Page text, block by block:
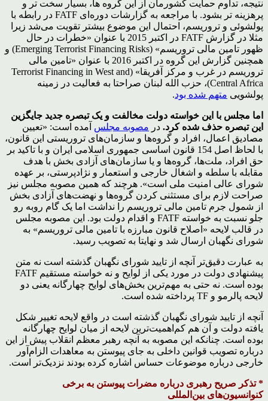
نتیجه، تداوم حمایت کشورمان از این گروه ها، بسیار سخت تر و
پرهزینه تر بشود. با مراجعه به گزارشات دوره‎‌ای FATF در رابطه با
پولشوئی و تروریسم، احتمال این موضوع بیشتر تقویت می‌شد زیرا
مثلا در گزارش FATF در اکتبر 2015 با عنوان «خطرات در حال
ظهور تامین مالی تروریسم» (Emerging Terrorist Financing Risks) و
همچنین گزارش این گروه در اکتبر 2016 با عنوان «تامین مالی
تروریسم در غرب و مرکز آفریقا» (Terrorist Financing in West and
Central Africa)، حزب الله لبنان صراحتا به فعالیت در زمینه
پولشویی متهم شده بود.
اما مجلس با این خواسته دولت مخالفت و یک تبصره جدید جایگزین
این تبصره حذف شده کرد. در مصوبه مجلس آمده است: «تعیین
مصادیق اعمال، افراد و گروه‌ها و سازمان‌های تروریستی این قانون،
با لحاظ اصل 154 قانون اساسی جمهوری اسلامی ایران و با تاکید بر
حق افراد، ملت‌ها، گروه‌ها و یا سازمان‌های آزادی بخش با هدف
مقابله با سلطه و اشغال خارجی و استعمار و نژادپرستی، بر عهده
شورای عالی امنیت ملی است». هرچند که همین مصوبه مجلس نیز
صراحت لازم برای مستثنی کردن گروه‌ها و نهضت‌های آزادی بخش
از شمول جرم تامین مالی تروریسم را نداشت اما یک گام روبه رو
جلو نسبت به خواسته FATF و اقدام دولت بود. این مصوبه مجلس
در قالب لایحه «اصلاح قانون مبارزه با تامین مالی تروریسم» به
شورای نگهبان ارسال شد و نهایتا به تصویب رسید.
به عبارت دقیق‌تر آنچه از تایید شورای نگهبان گذشته است نه متن
پیشنهادی دولت در مورد یکی از لوایح و نه خواسته مستقیم FATF
بوده است. نه حتی به مهم‌ترین بخش‌های لوایح چهارگانه یعنی دو
لایحه پالرمو و TF پرداخته شده است.
آنچه از تایید شورای نگهبان گذشته است در واقع لایحه تغییر شکل
یافته دولت و آن هم کم‌اهمیت‌ترین لایحه از میان لوایح چهارگانه
بوده است. چنانکه این مصوبه به آنچه رهبر معظم انقلاب پیش از این
درباره تصویب قوانین داخلی به جای پیوستن به معاهدات الزام‌آور
خارجی درباره موضوعات حساس اشاره کرده بودند نزدیک‌تر است.
* تذکر صریح رهبری درباره مضرات پیوستن به برخی
کنوانسیون‌های بین‌المللی